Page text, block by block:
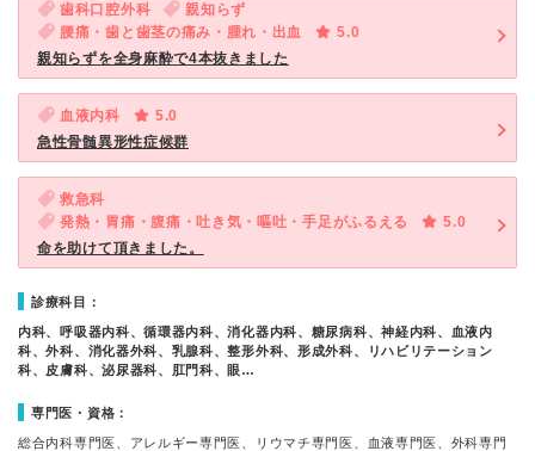
歯科口腔外科
親知らず
腰痛・歯と歯茎の痛み・腫れ・出血
5.0
親知らずを全身麻酔で4本抜きました
血液内科
5.0
急性骨髄異形性症候群
救急科
発熱・胃痛・腹痛・吐き気・嘔吐・手足がふるえる
5.0
命を助けて頂きました。
診療科目：
内科、呼吸器内科、循環器内科、消化器内科、糖尿病科、神経内科、血液内
科、外科、消化器外科、乳腺科、整形外科、形成外科、リハビリテーション
科、皮膚科、泌尿器科、肛門科、眼…
専門医・資格：
総合内科専門医、アレルギー専門医、リウマチ専門医、血液専門医、外科専門